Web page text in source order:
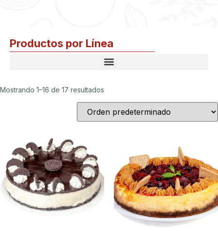
Productos por Línea
Mostrando 1–16 de 17 resultados